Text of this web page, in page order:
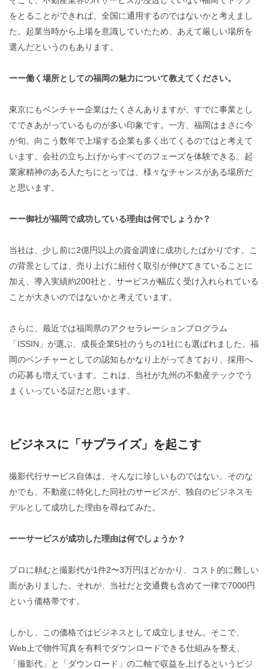
をとることができれば、全国に通用するのではないかと考えまし
た。起業当時から上場を意識していたため、あえて厳しい場所を
選んだというのもあります。
ーー働く場所としての福岡の魅力について教えてください。
東京にもベンチャー企業はたくさんありますが、すでに事業とし
てできあがっているものが多い印象です。一方、福岡はまさに今
が旬。向こう数年で上場する企業も多く出てくるのではと考えて
います。会社の立ち上げからすべてのフェーズを体験できる。起
業家精神のある人たちにとっては、様々なチャンスがある場所だ
と思います。
ーー御社が福岡で成功している理由は何でしょうか？
当社は、少し前に2億円以上の資金調達に成功したばかりです。こ
の背景としては、売り上げに紐付く取引が伸びてきていることに
加え、導入実績約200社と、サービスが幅広く受け入れられている
ことが大きいのではないかと考えています。
さらに、最近では福岡県のアクセラレーションプログラム
「ISSIN」が選ぶ、成長企業5社のうちの1社にも選ばれました。福
岡のベンチャーとしての認知もかなり上がってきており、採用へ
の応募も増えています。これは、当社が九州の不動産テックでう
まくいっている証だと思います。
ビジネスに「サプライズ」を起こす
撮影代行サービス自体は、そんなに珍しいものではない。そのな
かでも、不動産に特化した同社のサービスが、独自のビジネスモ
デルとして成功した理由を尋ねてみた。
ーーサービスが成功した理由は何でしょうか？
プロに頼むと撮影代が1件2〜3万円ほどかかり、コスト的に難しい
面がありました。それが、当社だと交通費も含めて一律で7000円
という価格帯です。
しかし、この価格ではビジネスとして成立しません。そこで、
Web上で物件写真を有料でダウンロードできる仕組みを整え、
「撮影代」と「ダウンロード」の二軸で収益を上げるというビジ